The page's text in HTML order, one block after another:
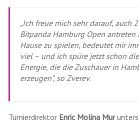
„Ich freue mich sehr darauf, auch
Bitpanda Hamburg Open antreten
Hause zu spielen, bedeutet mir
viel – und ich spüre jetzt schon
Energie, die die Zuschauer in
erzeugen”, so Zverev.
Turnierdirektor Enric Molina Mur